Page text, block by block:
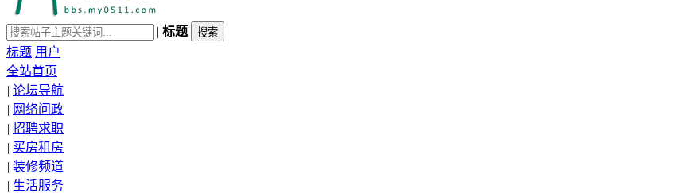
| 标题
标题 用户
全站首页
| 论坛导航
| 网络问政
| 招聘求职
| 买房租房
| 装修频道
| 生活服务